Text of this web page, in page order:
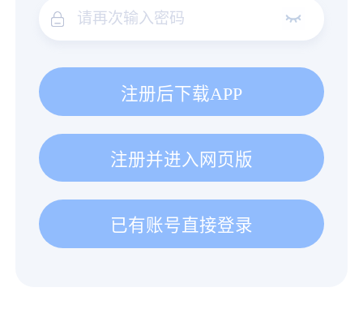
注册后下载APP
注册并进入网页版
已有账号直接登录